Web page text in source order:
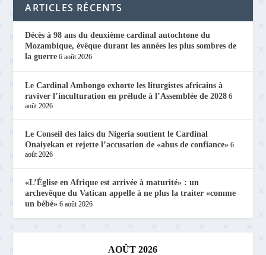
ARTICLES RÉCENTS
Décès à 98 ans du deuxième cardinal autochtone du
Mozambique, évêque durant les années les plus sombres de
la guerre 6 août 2026
Le Cardinal Ambongo exhorte les liturgistes africains à
raviver l’inculturation en prélude à l’Assemblée de 2028 6
août 2026
Le Conseil des laïcs du Nigeria soutient le Cardinal
Onaiyekan et rejette l’accusation de «abus de confiance» 6
août 2026
«L’Église en Afrique est arrivée à maturité» : un
archevêque du Vatican appelle à ne plus la traiter «comme
un bébé» 6 août 2026
AOÛT 2026